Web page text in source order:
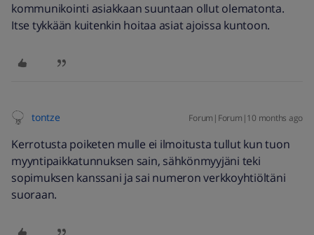
kommunikointi asiakkaan suuntaan ollut olematonta.
Itse tykkään kuitenkin hoitaa asiat ajoissa kuntoon.
tontze Forum|Forum|10 months ago
Kerrotusta poiketen mulle ei ilmoitusta tullut kun tuon
myyntipaikkatunnuksen sain, sähkönmyyjäni teki
sopimuksen kanssani ja sai numeron verkkoyhtiöltäni
suoraan.